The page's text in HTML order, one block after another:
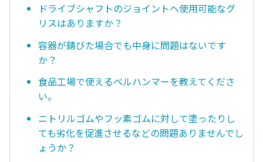
ドライブシャフトのジョイントへ使用可能なグ
リスはありますか？
容器が錆びた場合でも中身に問題はないです
か？
食品工場で使えるベルハンマーを教えてくださ
い。
ニトリルゴムやフッ素ゴムに対して塗ったりし
ても劣化を促進させるなどの問題ありませんでし
ょうか？